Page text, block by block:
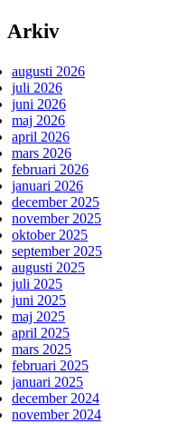
Arkiv
augusti 2026
juli 2026
juni 2026
maj 2026
april 2026
mars 2026
februari 2026
januari 2026
december 2025
november 2025
oktober 2025
september 2025
augusti 2025
juli 2025
juni 2025
maj 2025
april 2025
mars 2025
februari 2025
januari 2025
december 2024
november 2024